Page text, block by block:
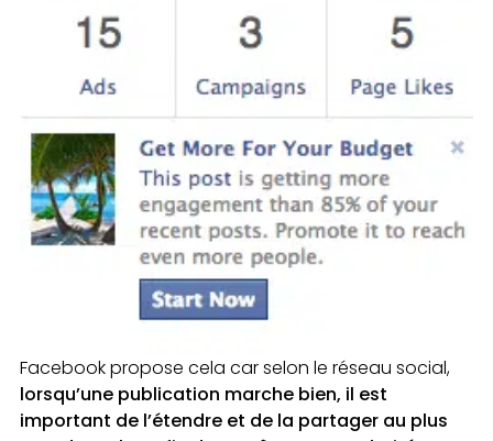
Facebook propose cela car selon le réseau social,
lorsqu’une publication marche bien, il est
important de l’étendre et de la partager au plus